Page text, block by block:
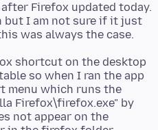
Firefox updated today.
but I am not sure if it just
shortcut on the desktop
so when I ran the app
menu which runs the
Firefox\firefox.exe" by
not appear on the